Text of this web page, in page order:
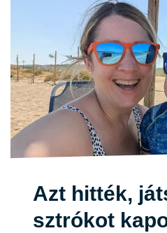
Azt hitték,
sztrókot